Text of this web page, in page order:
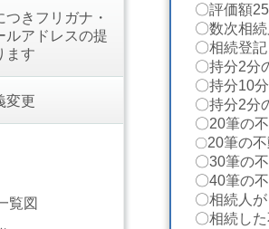
〇評価額
〇数次相
〇相続登
〇持分2分
〇持分10
〇持分2分
〇20筆の
〇20筆の
〇30筆の
〇40筆の
〇相続人
〇相続し
きフリガナ・
ルアドレスの提
ます
変更
覧図